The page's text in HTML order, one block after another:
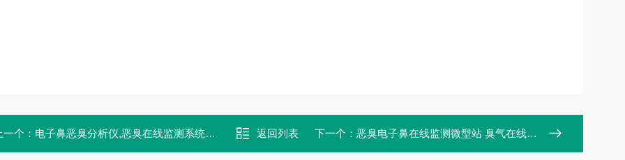
一个： 电子鼻恶臭分析仪,恶臭在线监测系统哪家好 返回列表 下一个： 恶臭电子鼻在线监测微型站 臭气在线监测系统